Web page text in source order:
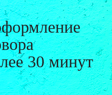
30 минут